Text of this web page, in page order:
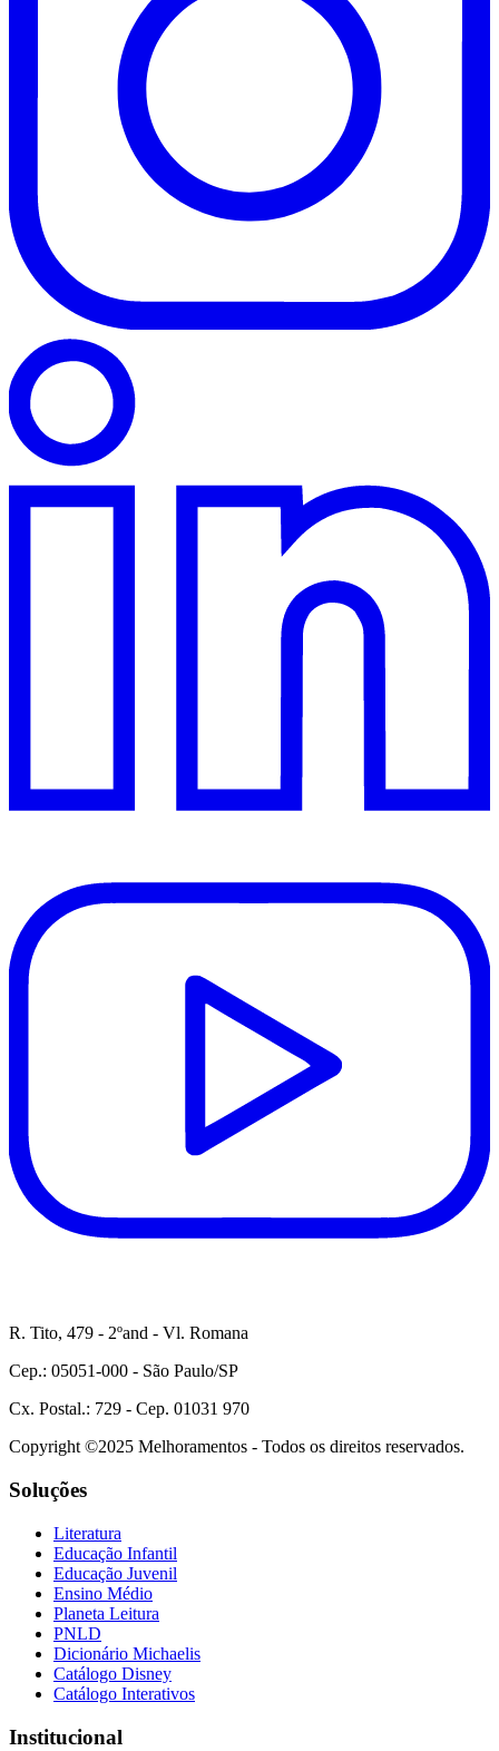
R. Tito, 479 - 2ºand - Vl. Romana
Cep.: 05051-000 - São Paulo/SP
Cx. Postal.: 729 - Cep. 01031 970
Copyright ©2025 Melhoramentos - Todos os direitos reservados.
Soluções
Literatura
Educação Infantil
Educação Juvenil
Ensino Médio
Planeta Leitura
PNLD
Dicionário Michaelis
Catálogo Disney
Catálogo Interativos
Institucional